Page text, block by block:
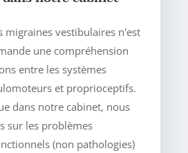
migraines vestibulaires n'est
une compréhension
entre les systèmes
et proprioceptifs.
dans notre cabinet, nous
sur les problèmes
(non pathologies)